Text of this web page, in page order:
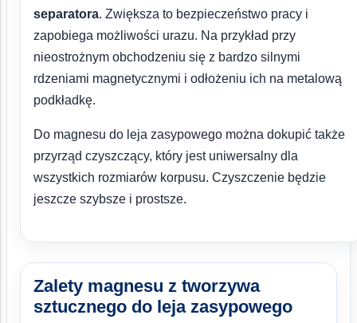
separatora. Zwiększa to bezpieczeństwo pracy i
zapobiega możliwości urazu. Na przykład przy
nieostrożnym obchodzeniu się z bardzo silnymi
rdzeniami magnetycznymi i odłożeniu ich na metalową
podkładkę.
Do magnesu do leja zasypowego można dokupić także
przyrząd czyszczący, który jest uniwersalny dla
wszystkich rozmiarów korpusu. Czyszczenie będzie
jeszcze szybsze i prostsze.
Zalety magnesu z tworzywa
sztucznego do leja zasypowego